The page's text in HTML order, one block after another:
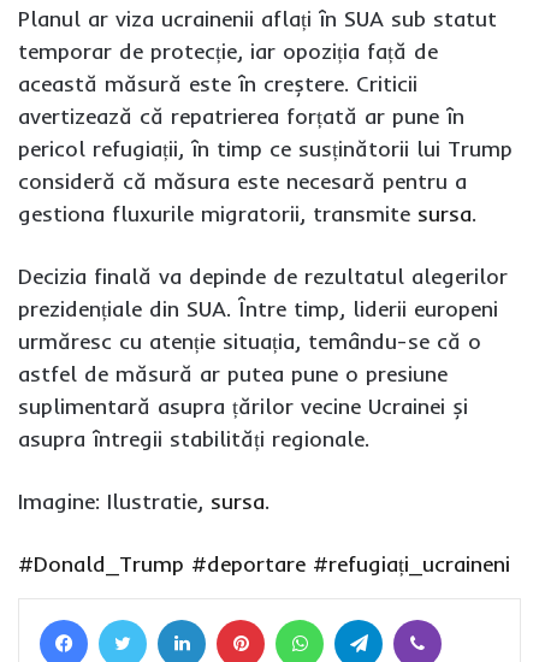
Planul ar viza ucrainenii aflați în SUA sub statut
temporar de protecție, iar opoziția față de
această măsură este în creștere. Criticii
avertizează că repatrierea forțată ar pune în
pericol refugiații, în timp ce susținătorii lui Trump
consideră că măsura este necesară pentru a
gestiona fluxurile migratorii, transmite sursa.
Decizia finală va depinde de rezultatul alegerilor
prezidențiale din SUA. Între timp, liderii europeni
urmăresc cu atenție situația, temându-se că o
astfel de măsură ar putea pune o presiune
suplimentară asupra țărilor vecine Ucrainei și
asupra întregii stabilități regionale.
Imagine: Ilustratie, sursa.
#Donald_Trump #deportare #refugiați_ucraineni
FacebookTwitter LinkedIn Pinterest WhatsAppTelegram